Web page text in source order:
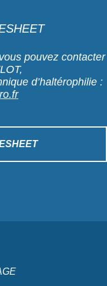
pouvez contacter
d’haltérophilie :